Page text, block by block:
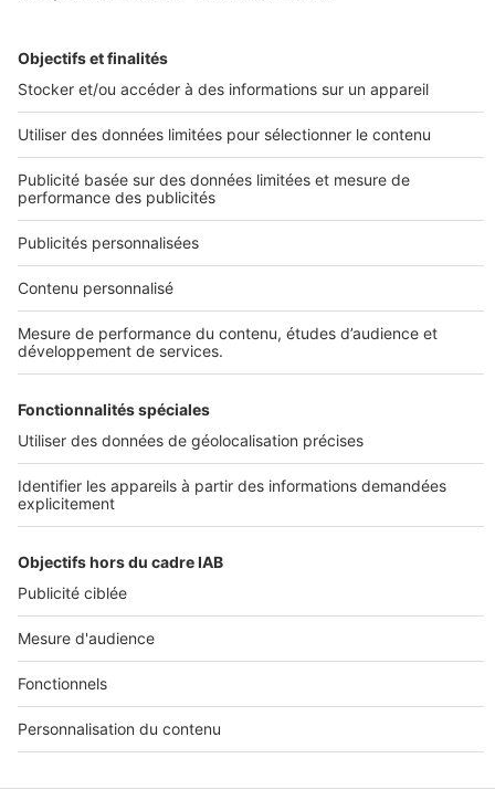
SeLoger neuf c'est aussi...
DÉCOUVRIR
Annuaire des professionnels
Déposer une annonce sur SeLoger
SELOGER NEUF
Politique Générale de Protection des Données
Nous contacter
Découvrez notre offre